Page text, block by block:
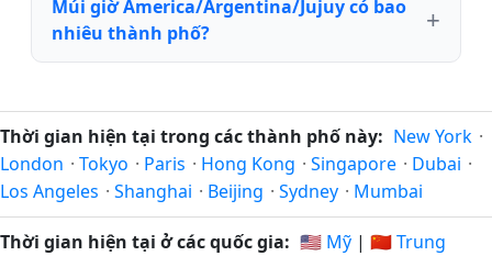
Múi giờ America/Argentina/Jujuy có bao
nhiêu thành phố?
Thời gian hiện tại trong các thành phố này: New York ·
London · Tokyo · Paris · Hong Kong · Singapore · Dubai ·
Los Angeles · Shanghai · Beijing · Sydney · Mumbai
Thời gian hiện tại ở các quốc gia: 🇺🇸 Mỹ | 🇨🇳 Trung